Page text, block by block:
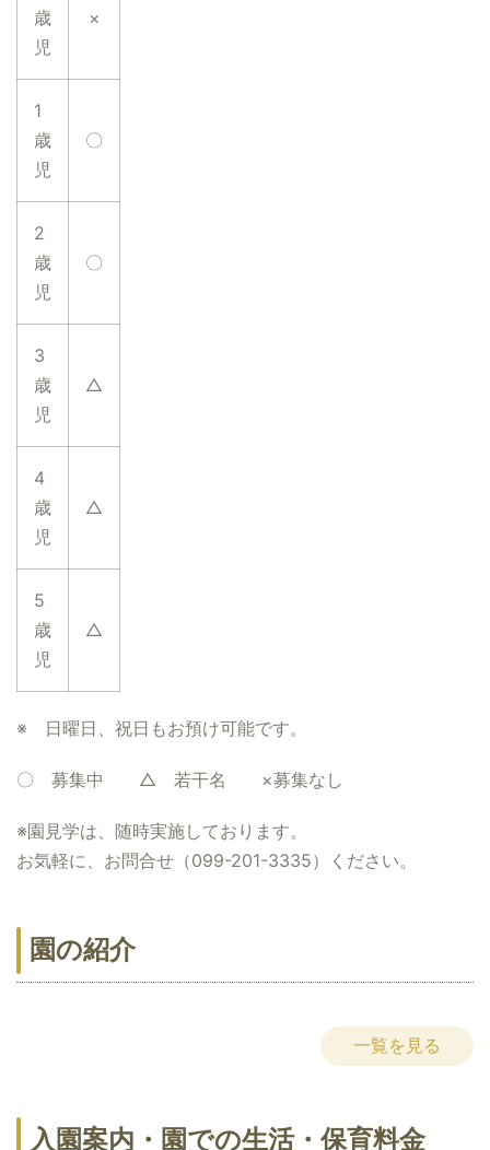
歳
児
×
1
歳
児
〇
2
歳
児
〇
3
歳
児
△
4
歳
児
△
5
歳
児
△
※ 日曜日、祝日もお預け可能です。
〇 募集中 △ 若干名 ×募集なし
※園見学は、随時実施しております。
お気軽に、お問合せ（099-201-3335）ください。
園の紹介
一覧を見る
入園案内・園での生活・保育料金